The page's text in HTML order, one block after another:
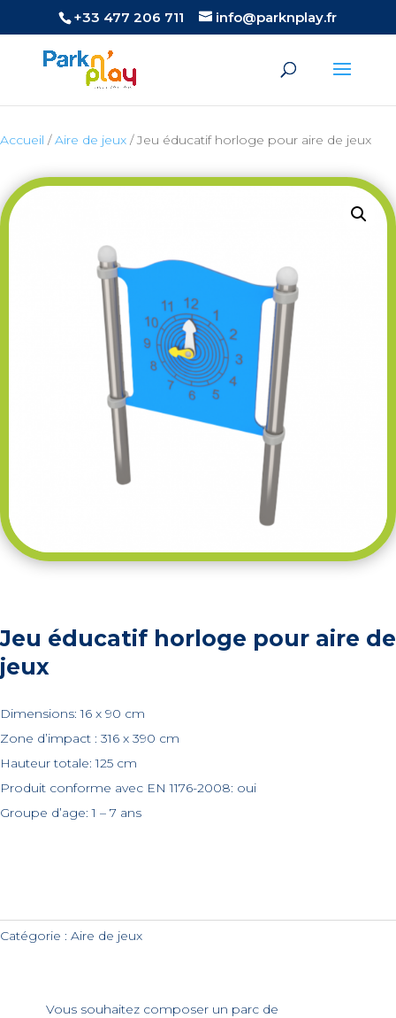
+33 477 206 711 info@parknplay.fr
Accueil /Aire de jeux / Jeu éducatif horloge pour aire de jeux
Jeu éducatif horloge pour aire de
jeux
Dimensions: 16 x 90 cm
Zone d’impact : 316 x 390 cm
Hauteur totale: 125 cm
Produit conforme avec EN 1176-2008: oui
Groupe d’age: 1 – 7 ans
Catégorie : Aire de jeux
Vous souhaitez composer un parc de